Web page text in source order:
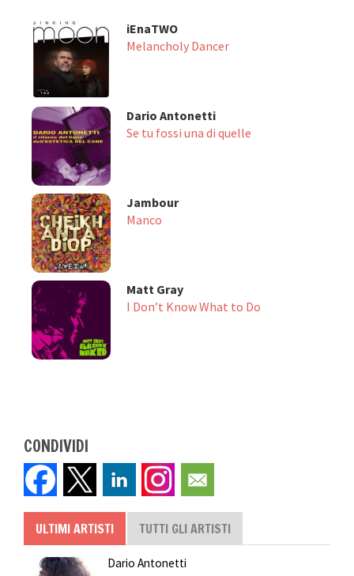
iEnaTWO
Melancholy Dancer
Dario Antonetti
Se tu fossi una di quelle
Jambour
Manco
Matt Gray
I Don’t Know What to Do
CONDIVIDI
ULTIMI ARTISTI TUTTI GLI ARTISTI
Dario Antonetti